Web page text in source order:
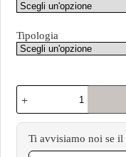
Tipologia
Ti avvisiamo noi se il